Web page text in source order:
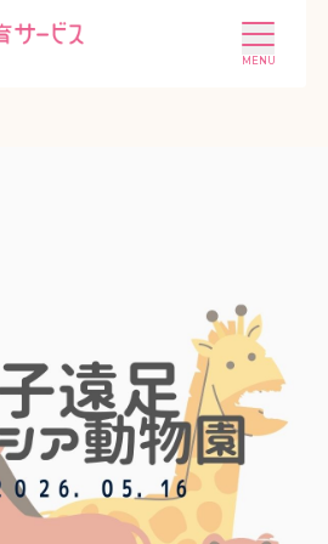
ニュース
採用情報